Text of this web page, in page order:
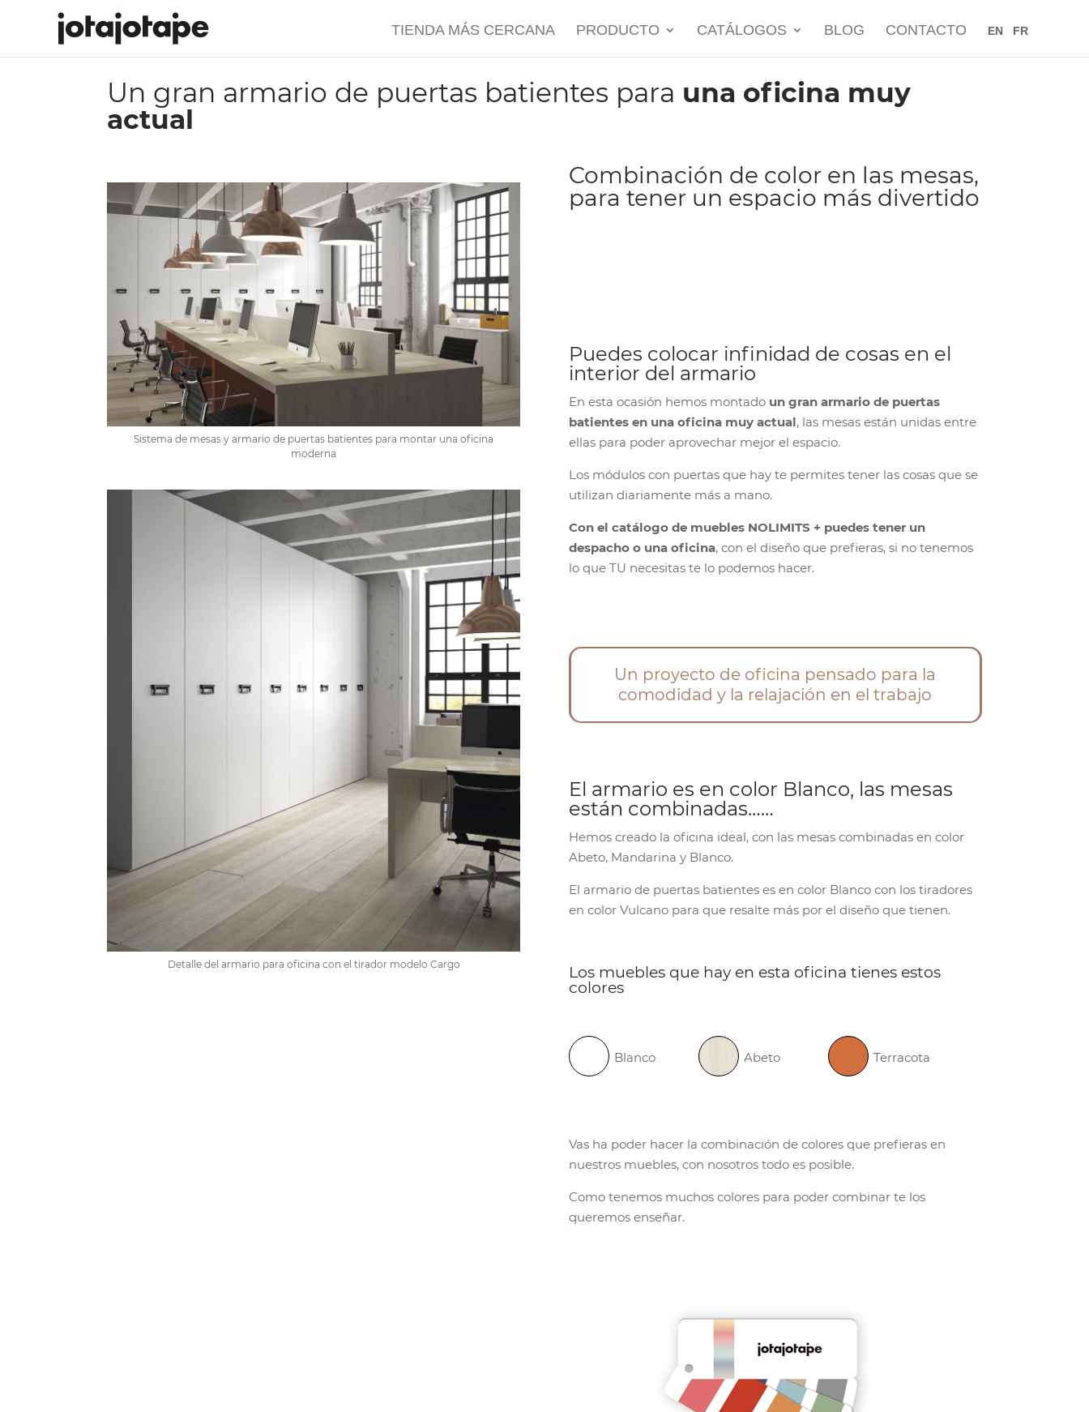
TIENDA MÁS CERCANA PRODUCTO CATÁLOGOS BLOG CONTACTO EN FR
Un gran armario de puertas batientes para una oficina muy
actual
Sistema de mesas y armario de puertas batientes para montar una oficina
moderna
Detalle del armario para oficina con el tirador modelo Cargo
Combinación de color en las mesas,
para tener un espacio más divertido
Puedes colocar infinidad de cosas en el
interior del armario
En esta ocasión hemos montado un gran armario de puertas
batientes en una oficina muy actual, las mesas están unidas entre
ellas para poder aprovechar mejor el espacio.
Los módulos con puertas que hay te permites tener las cosas que se
utilizan diariamente más a mano.
Con el catálogo de muebles NOLIMITS + puedes tener un
despacho o una oficina, con el diseño que prefieras, si no tenemos
lo que TU necesitas te lo podemos hacer.
Un proyecto de oficina pensado para la
comodidad y la relajación en el trabajo
El armario es en color Blanco, las mesas
están combinadas……
Hemos creado la oficina ideal, con las mesas combinadas en color
Abeto, Mandarina y Blanco.
El armario de puertas batientes es en color Blanco con los tiradores
en color Vulcano para que resalte más por el diseño que tienen.
Los muebles que hay en esta oficina tienes estos
colores
Blanco Abeto Terracota
Vas ha poder hacer la combinación de colores que prefieras en
nuestros muebles, con nosotros todo es posible.
Como tenemos muchos colores para poder combinar te los
queremos enseñar.